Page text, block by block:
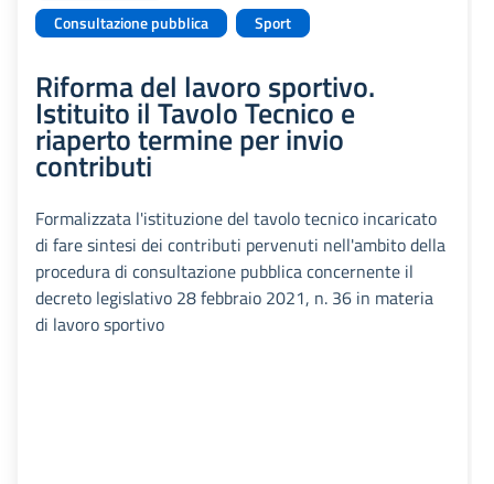
Consultazione pubblica
Sport
Riforma del lavoro sportivo.
Istituito il Tavolo Tecnico e
riaperto termine per invio
contributi
Formalizzata l'istituzione del tavolo tecnico incaricato
di fare sintesi dei contributi pervenuti nell'ambito della
procedura di consultazione pubblica concernente il
decreto legislativo 28 febbraio 2021, n. 36 in materia
di lavoro sportivo